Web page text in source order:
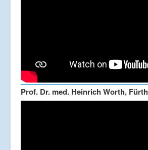
Prof. Dr. med. Heinrich Worth, Fürth